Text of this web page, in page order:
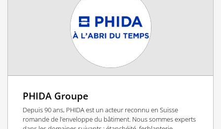
PHIDA Groupe
Depuis 90 ans, PHIDA est un acteur reconnu en Suisse
romande de l’enveloppe du bâtiment. Nous sommes experts